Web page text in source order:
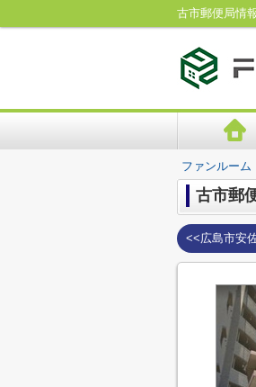
古市郵便局情
ファンルーム
古市郵
<<広島市安